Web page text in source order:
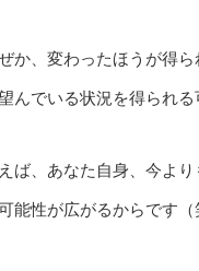
か、変わったほうが得ら
んでいる状況を得られる
ば、あなた自身、今よ
能性が広がるからです（